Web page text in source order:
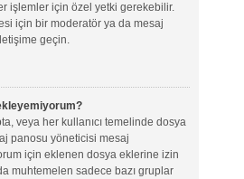
işlemler için özel yetki gerekebilir.
için bir moderatör ya da mesaj
geçin.
veya her kullanıcı temelinde dosya
panosu yöneticisi mesaj
için eklenen dosya eklerine izin
muhtemelen sadece bazı gruplar